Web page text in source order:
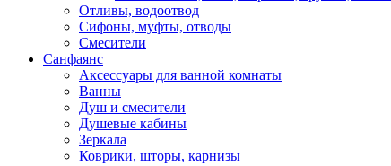
Отливы, водоотвод
Сифоны, муфты, отводы
Смесители
Санфаянс
Аксессуары для ванной комнаты
Ванны
Душ и смесители
Душевые кабины
Зеркала
Коврики, шторы, карнизы